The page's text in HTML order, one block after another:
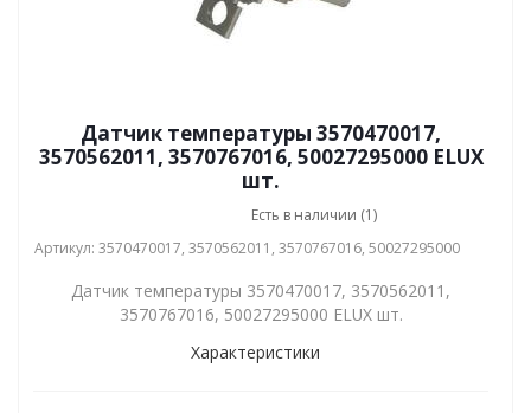
Датчик температуры 3570470017,
3570562011, 3570767016, 50027295000 ELUX
шт.
Есть в наличии (1)
Артикул: 3570470017, 3570562011, 3570767016, 50027295000
Датчик температуры 3570470017, 3570562011,
3570767016, 50027295000 ELUX шт.
Характеристики